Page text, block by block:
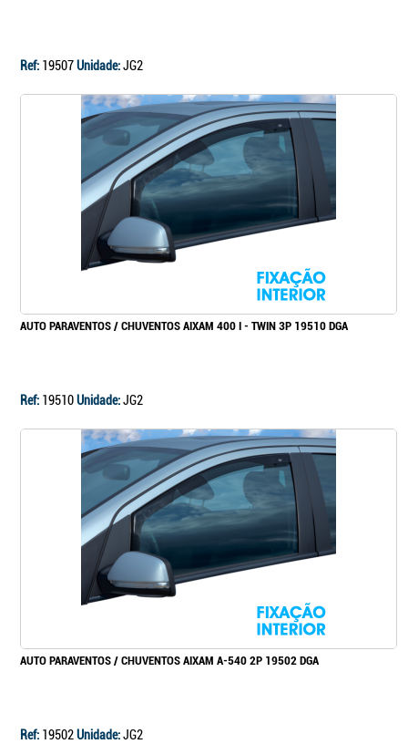
Ref: 19507Unidade:JG2
AUTO PARAVENTOS / CHUVENTOS AIXAM 400 I - TWIN 3P 19510 DGA
Ref: 19510Unidade:JG2
AUTO PARAVENTOS / CHUVENTOS AIXAM A-540 2P 19502 DGA
Ref: 19502Unidade:JG2
Continuar a comprar